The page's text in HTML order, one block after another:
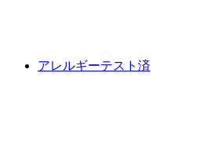
アレルギーテスト済